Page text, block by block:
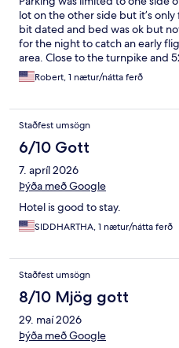
lot on the other side but it’s
bit dated and bed was ok but
for the night to catch an early
area. Close to the turnpike and
airport. Couple minutes from
the 417 to Disney
Robert, 1 nætur/nátta ferð
Staðfest umsögn
6/10 Gott
7. apríl 2026
Þýða með Google
Hotel is good to stay.
SIDDHARTHA, 1 nætur/nátta ferð
Staðfest umsögn
8/10 Mjög gott
29. maí 2026
Þýða með Google